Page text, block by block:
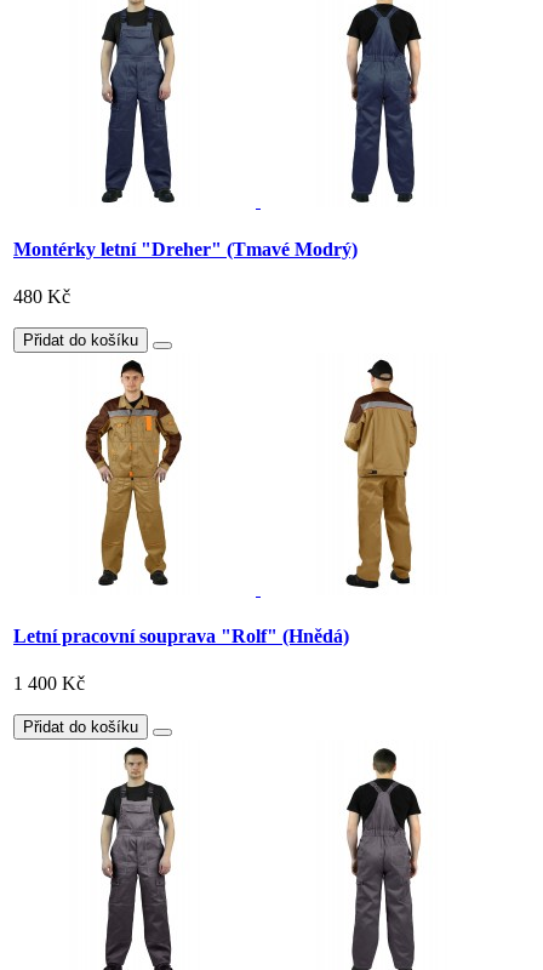
Montérky letní "Dreher" (Tmavé Modrý)
480 Kč
Přidat do košíku
Letní pracovní souprava "Rolf" (Hnědá)
1 400 Kč
Přidat do košíku